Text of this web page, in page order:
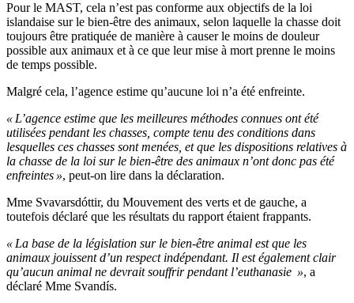
Pour le MAST, cela n’est pas conforme aux objectifs de la loi
islandaise sur le bien-être des animaux, selon laquelle la chasse doit
toujours être pratiquée de manière à causer le moins de douleur
possible aux animaux et à ce que leur mise à mort prenne le moins
de temps possible.
Malgré cela, l’agence estime qu’aucune loi n’a été enfreinte.
« L’agence estime que les meilleures méthodes connues ont été
utilisées pendant les chasses, compte tenu des conditions dans
lesquelles ces chasses sont menées, et que les dispositions relatives à
la chasse de la loi sur le bien-être des animaux n’ont donc pas été
enfreintes », peut-on lire dans la déclaration.
Mme Svavarsdóttir, du Mouvement des verts et de gauche, a
toutefois déclaré que les résultats du rapport étaient frappants.
« La base de la législation sur le bien-être animal est que les
animaux jouissent d’un respect indépendant. Il est également clair
qu’aucun animal ne devrait souffrir pendant l’euthanasie », a
déclaré Mme Svandís.